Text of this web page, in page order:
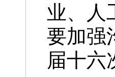
业、人
要加强
届十六